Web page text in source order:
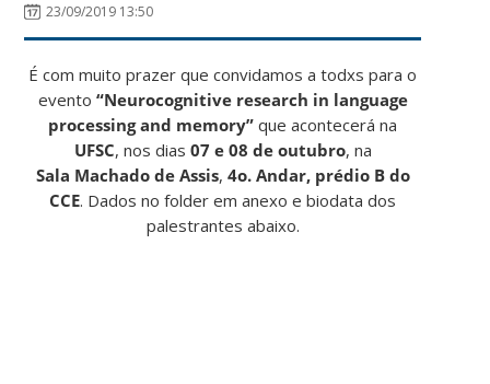
23/09/2019 13:50
É com muito prazer que convidamos a todxs para o
evento “Neurocognitive research in language
processing and memory” que acontecerá na
UFSC, nos dias 07 e 08 de outubro, na
Sala Machado de Assis, 4o. Andar, prédio B do
CCE. Dados no folder em anexo e biodata dos
palestrantes abaixo.